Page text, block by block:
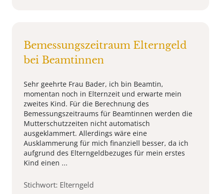
Bemessungszeitraum Elterngeld
bei Beamtinnen
Sehr geehrte Frau Bader, ich bin Beamtin,
momentan noch in Elternzeit und erwarte mein
zweites Kind. Für die Berechnung des
Bemessungszeitraums für Beamtinnen werden die
Mutterschutzzeiten nicht automatisch
ausgeklammert. Allerdings wäre eine
Ausklammerung für mich finanziell besser, da ich
aufgrund des Elterngeldbezuges für mein erstes
Kind einen ...
Stichwort: Elterngeld